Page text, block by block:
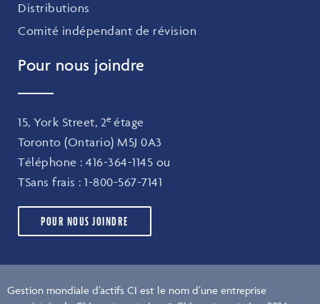
Distributions
Comité indépendant de révision
Pour nous joindre
15, York Street, 2eétage
Toronto (Ontario) M5J 0A3
Téléphone : 416-364-1145 ou
TSans frais : 1-800-567-7141
POUR NOUS JOINDRE
Gestion mondiale d’actifs CI est le nom d’une entreprise